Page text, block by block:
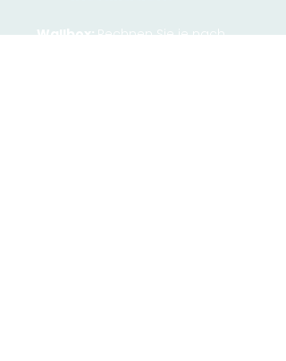
Wallbox:Rechnen Sie je nach